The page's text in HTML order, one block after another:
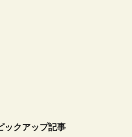
ックアップ記事